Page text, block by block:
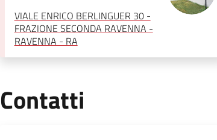
VIALE ENRICO BERLINGUER 30 -
FRAZIONE SECONDA RAVENNA -
RAVENNA - RA
Contatti